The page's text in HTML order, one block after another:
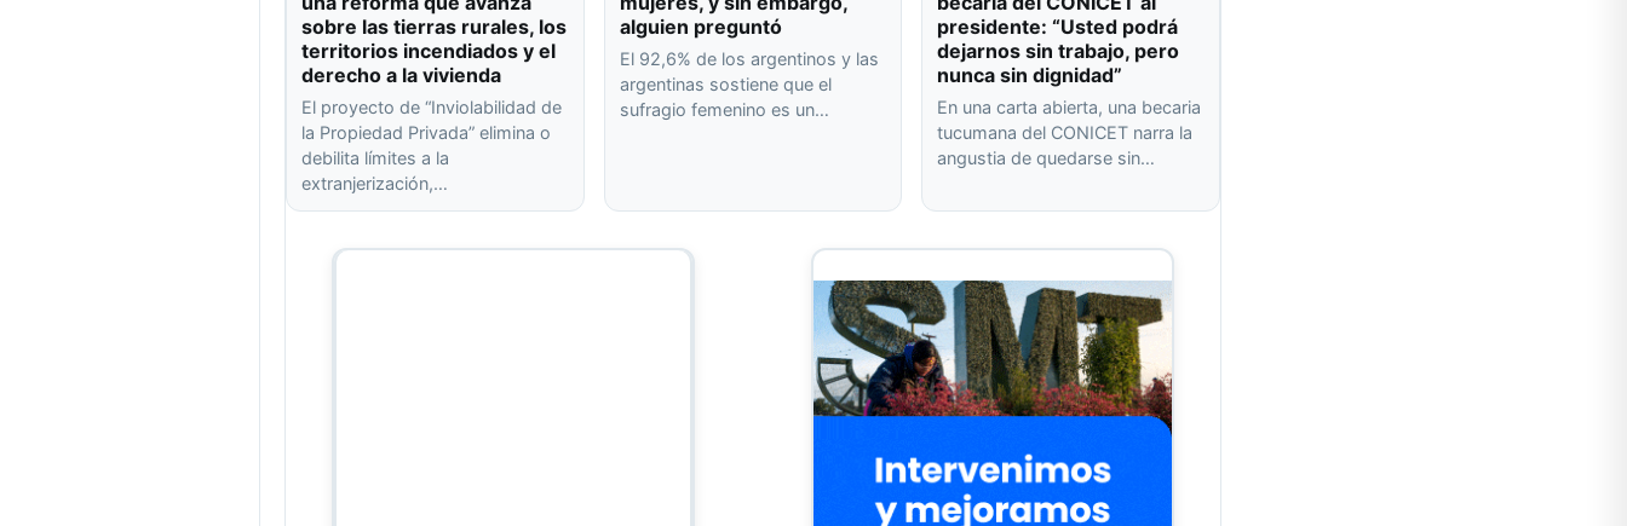
sobre las tierras rurales, los
territorios incendiados y el
derecho a la vivienda
El proyecto de “Inviolabilidad de
la Propiedad Privada” elimina o
debilita límites a la
extranjerización,…
alguien preguntó
El 92,6% de los argentinos y las
argentinas sostiene que el
sufragio femenino es un…
presidente: “Usted podrá
dejarnos sin trabajo, pero
nunca sin dignidad”
En una carta abierta, una becaria
tucumana del CONICET narra la
angustia de quedarse sin…